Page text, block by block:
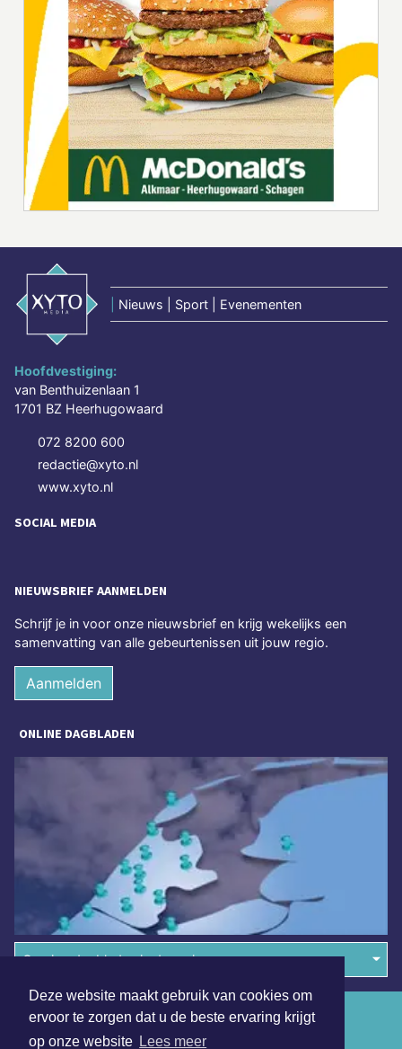
Deze website maakt gebruik van cookies om
ervoor te zorgen dat u de beste ervaring krijgt
op onze website Lees meer
Nieuws | Sport | Evenementen
Hoofdvestiging:
van Benthuizenlaan 1
1701 BZ Heerhugowaard
072 8200 600
redactie@xyto.nl
www.xyto.nl
SOCIAL MEDIA
NIEUWSBRIEF AANMELDEN
Schrijf je in voor onze nieuwsbrief en krijg wekelijks een
samenvatting van alle gebeurtenissen uit jouw regio.
Aanmelden
ONLINE DAGBLADEN
Overige dagbladen in de regio
Algemene voorwaarden
Disclaimer